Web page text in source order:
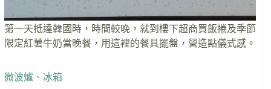
第一天抵達韓國時，時間較晚，就到樓下超商買飯捲及季節
限定紅薯牛奶當晚餐，用這裡的餐具擺盤，營造點儀式感。
微波爐、冰箱